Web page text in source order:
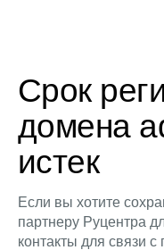
Срок
домена
истек
Если вы хотите
партнеру Руцентра
контакты для связи